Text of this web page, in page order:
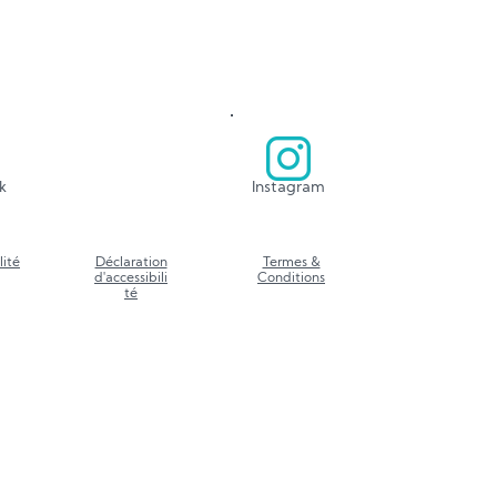
Instagram
Déclaration
d'accessibili
té
Termes &
Conditions